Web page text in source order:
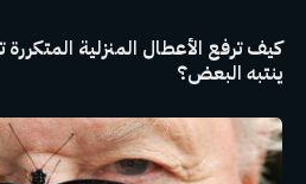
كيف ترفع الأعطال المنزلية
ينتبه البعض؟